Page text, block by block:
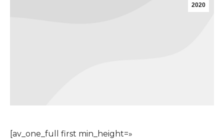
2020
[av_one_full first min_height=»